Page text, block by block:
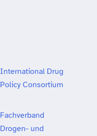
International Drug
Policy Consortium
Fachverband
Drogen- und